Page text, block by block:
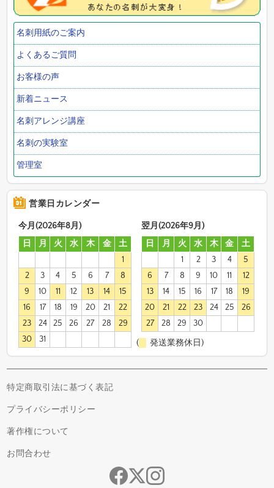
名刺用紙のご案内
よくあるご質問
お客様の声
新着ニュース
名刺アレンジ講座
名刺の実験室
管理室
営業日カレンダー
今月(2026年8月)
日
月 火 水 木 金
土
1
2
3 4 5 6 7
8
9
10 11 12 13 14
15
16
17 18 19 20 21
22
23
24 25 26 27 28
29
30
31
翌月(2026年9月)
日
月 火 水 木 金
土
1
2 3 4
5
6
7 8 9 10 11
12
13
14 15 16 17 18
19
20
21 22 23 24 25
26
27
28 29 30
( 発送業務休日)
特定商取引法に基づく表記
プライバシーポリシー
著作権について
お問合わせ